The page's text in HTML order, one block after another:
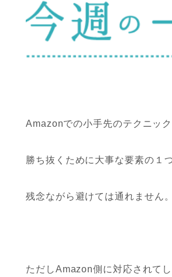
Amazonでの小手先のテクニッ
勝ち抜くために大事な要素の１
残念ながら避けては通れません。
ただしAmazon側に対応されて